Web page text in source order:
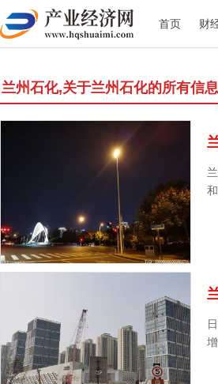
首页 财
兰州石化,关于兰州石化的所有信息